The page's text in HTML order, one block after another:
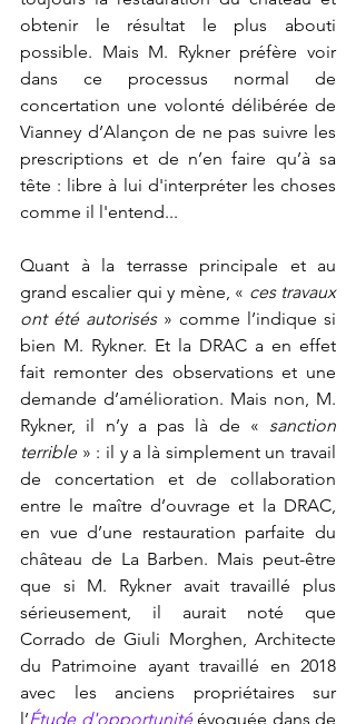
obtenir le résultat le plus abouti
possible. Mais M. Rykner préfère voir
dans ce processus normal de
concertation une volonté délibérée de
Vianney d’Alançon de ne pas suivre les
prescriptions et de n’en faire qu’à sa
tête : libre à lui d'interpréter les choses
comme il l'entend...
Quant à la terrasse principale et au
grand escalier qui y mène, « ces travaux
ont été autorisés » comme l’indique si
bien M. Rykner. Et la DRAC a en effet
fait remonter des observations et une
demande d’amélioration. Mais non, M.
Rykner, il n’y a pas là de « sanction
terrible » : il y a là simplement un travail
de concertation et de collaboration
entre le maître d’ouvrage et la DRAC,
en vue d’une restauration parfaite du
château de La Barben. Mais peut-être
que si M. Rykner avait travaillé plus
sérieusement, il aurait noté que
Corrado de Giuli Morghen, Architecte
du Patrimoine ayant travaillé en 2018
avec les anciens propriétaires sur
l’Étude d'opportunité évoquée dans de